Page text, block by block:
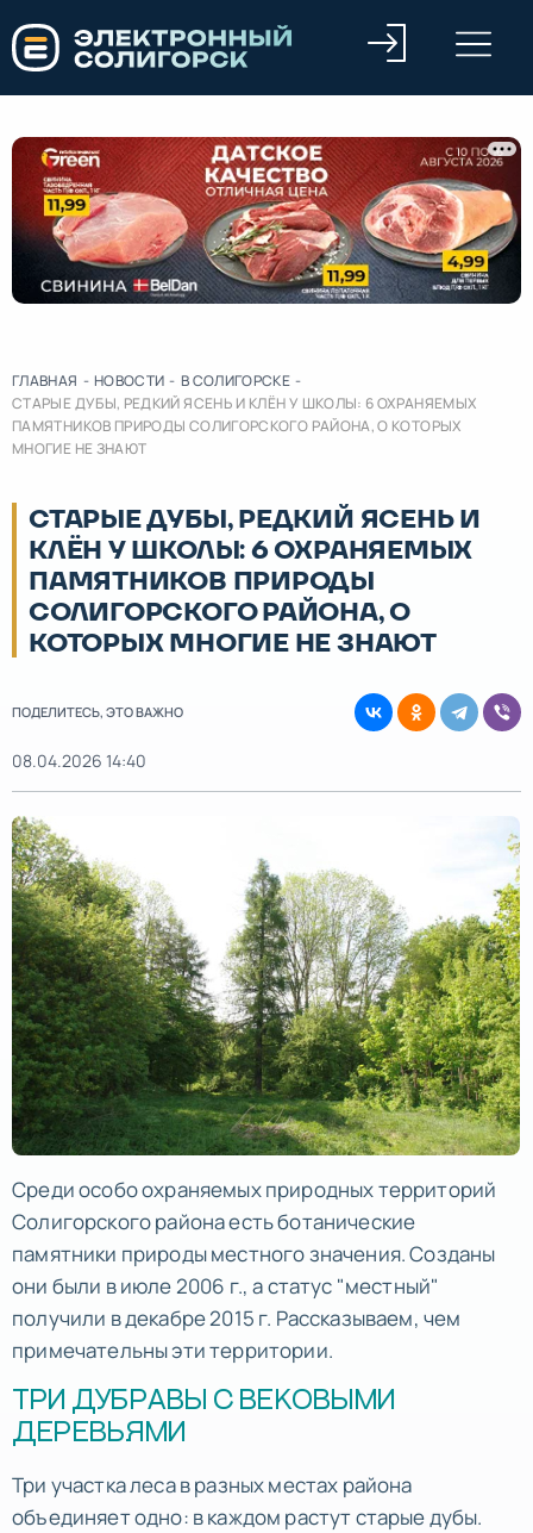
ГЛАВНАЯ - НОВОСТИ - В СОЛИГОРСКЕ -
СТАРЫЕ ДУБЫ, РЕДКИЙ ЯСЕНЬ И КЛЁН У ШКОЛЫ: 6 ОХРАНЯЕМЫХ
ПАМЯТНИКОВ ПРИРОДЫ СОЛИГОРСКОГО РАЙОНА, О КОТОРЫХ
МНОГИЕ НЕ ЗНАЮТ
СТАРЫЕ ДУБЫ, РЕДКИЙ ЯСЕНЬ И
КЛЁН У ШКОЛЫ: 6 ОХРАНЯЕМЫХ
ПАМЯТНИКОВ ПРИРОДЫ
СОЛИГОРСКОГО РАЙОНА, О
КОТОРЫХ МНОГИЕ НЕ ЗНАЮТ
ПОДЕЛИТЕСЬ, ЭТО ВАЖНО
08.04.2026 14:40
Среди особо охраняемых природных территорий
Солигорского района есть ботанические
памятники природы местного значения. Созданы
они были в июле 2006 г., а статус "местный"
получили в декабре 2015 г. Рассказываем, чем
примечательны эти территории.
ТРИ ДУБРАВЫ С ВЕКОВЫМИ
ДЕРЕВЬЯМИ
Три участка леса в разных местах района
объединяет одно: в каждом растут старые дубы.